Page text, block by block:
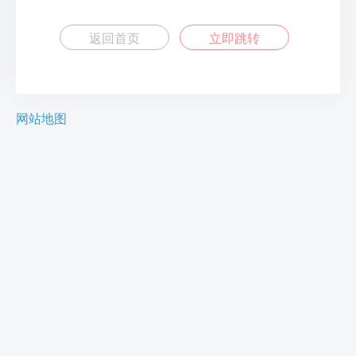
返回首页 立即跳转
网站地图